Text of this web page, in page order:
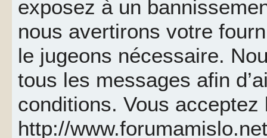
exposez à un
nous avertirons votre
le jugeons nécessaire.
tous les messages afin
conditions. Vous acceptez
http://